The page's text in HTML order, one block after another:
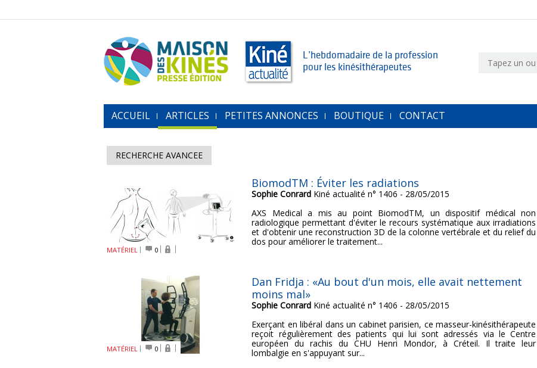
L’hebdomadaire de la profession
pour les kinésithérapeutes
ACCUEIL ARTICLES PETITES ANNONCES BOUTIQUE CONTACT
RECHERCHE AVANCEE
MATÉRIEL 0
BiomodTM : Éviter les radiations
Sophie Conrard Kiné actualité n° 1406 - 28/05/2015
AXS Medical a mis au point BiomodTM, un dispositif médical non
radiologique permettant d'éviter le recours systématique aux irradiations
et d'obtenir une reconstruction 3D de la colonne vertébrale et du relief du
dos pour améliorer le traitement...
MATÉRIEL 0
Dan Fridja : «Au bout d'un mois, elle avait nettement
moins mal»
Sophie Conrard Kiné actualité n° 1406 - 28/05/2015
Exerçant en libéral dans un cabinet parisien, ce masseur-kinésithérapeute
reçoit régulièrement des patients qui lui sont adressés via le Centre
européen du rachis du CHU Henri Mondor, à Créteil. Il traite leur
lombalgie en s'appuyant sur...